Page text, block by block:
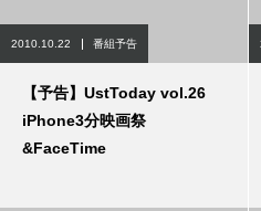
2010.10.22 番組予告
【予告】UstToday vol.26
iPhone3分映画祭
&FaceTime